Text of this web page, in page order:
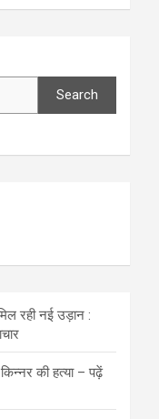
Search
रही नई उड़ान :
की हत्या – पढ़ें